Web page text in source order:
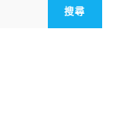
搜尋